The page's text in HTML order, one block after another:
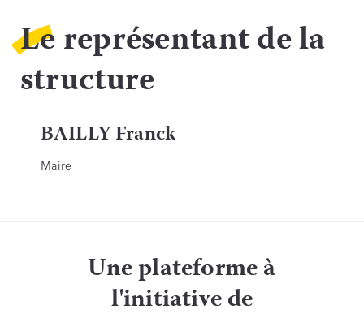
Le représentant de la
structure
BAILLY Franck
Maire
Une plateforme à
l'initiative de